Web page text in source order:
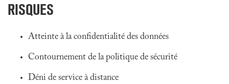
RISQUES
Atteinte à la confidentialité des données
Contournement de la politique de sécurité
Déni de service à distance